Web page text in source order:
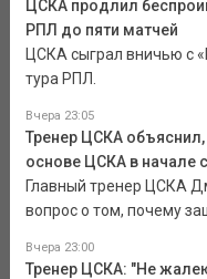
ЦСКА продлил
РПЛ до пяти матчей
ЦСКА сыграл вничью с
тура РПЛ.
Вчера 23:05
Тренер ЦСКА
основе ЦСКА в начале
Главный тренер ЦСКА
вопрос о том, почему
Вчера 23:00
Тренер ЦСКА: "Не